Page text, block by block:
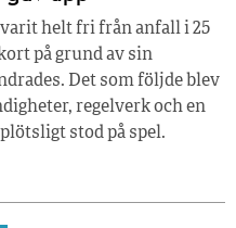
helt fri från anfall i 25
på grund av sin
Det som följde blev
regelverk och en
stod på spel.